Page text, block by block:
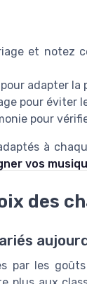
et notez
adapter la
pour éviter
pour
à
vos
des
par les